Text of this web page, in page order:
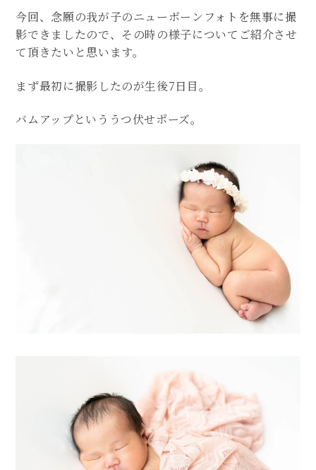
今回、念願の我が子のニューボーンフォトを無事に撮
影できましたので、その時の様子についてご紹介させ
て頂きたいと思います。
まず最初に撮影したのが生後7日目。
バムアップといううつ伏せポーズ。